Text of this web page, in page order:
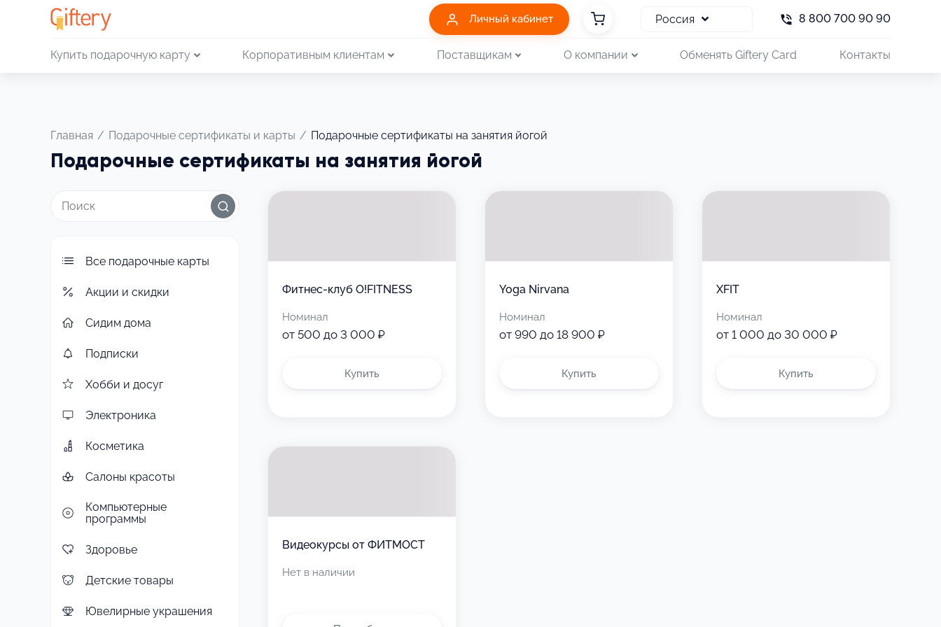
Личный кабинет Россия 8 800 700 90 90
Купить подарочную карту Корпоративным клиентам Поставщикам О компании Обменять Giftery Card Контакты
Главная / Подарочные сертификаты и карты / Подарочные сертификаты на занятия йогой
Подарочные сертификаты на занятия йогой
Все подарочные карты
Акции и скидки
Сидим дома
Подписки
Хобби и досуг
Электроника
Косметика
Салоны красоты
Компьютерные
программы
Здоровье
Детские товары
Ювелирные украшения
Фитнес-клуб О!FITNESS
Номинал
от 500 до 3 000 ₽
Купить
Yoga Nirvana
Номинал
от 990 до 18 900 ₽
Купить
XFIT
Номинал
от 1 000 до 30 000 ₽
Купить
Видеокурсы от ФИТМОСТ
Нет в наличии